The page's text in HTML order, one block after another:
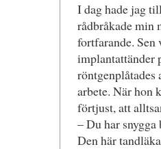
I dag hade jag
rådbråkade min
fortfarande. Sen
implantattänder
röntgenplåtades
arbete. När hon
förtjust, att
– Du har snygga
Den här